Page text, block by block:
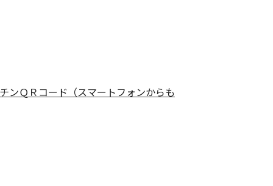
ンＱＲコード（スマートフォンからも